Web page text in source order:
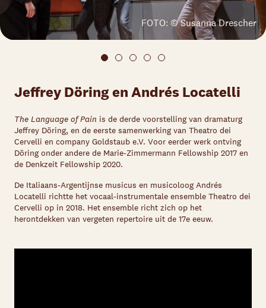
FOTO: © Susanna Drescher
Jeffrey Döring en Andrés Locatelli
The Language of Pain is de derde voorstelling van dramaturg
Jeffrey Döring, en de eerste samenwerking van Theatro dei
Cervelli en company Goldstaub e.V. Voor eerder werk ontving
Döring onder andere de Marie-Zimmermann Fellowship 2017 en
de Denkzeit Fellowship 2020.
De Italiaans-Argentijnse musicus en musicoloog Andrés
Locatelli richtte het vocaal-instrumentale ensemble Theatro dei
Cervelli op in 2018. Het ensemble richt zich op het
herontdekken van vergeten repertoire uit de 17e eeuw.